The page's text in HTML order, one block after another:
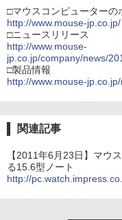
□マウスコンピューターの
http://www.mouse-jp.co.jp/
□ニュースリリース
http://www.mouse-
jp.co.jp/company/news/
□製品情報
http://www.mouse-
関連記事
【2011年6月23日】マウ
る15.6型ノート
http://